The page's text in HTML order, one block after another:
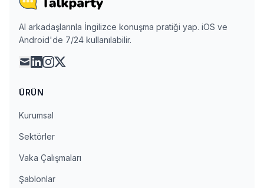
AI arkadaşlarınla İngilizce konuşma pratiği yap. iOS ve
Android'de 7/24 kullanılabilir.
maillinkedin
instagram
x
ÜRÜN
Kurumsal
Sektörler
Vaka Çalışmaları
Şablonlar